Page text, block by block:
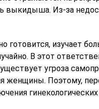
выкидыша. Из-за
готовится, изучает
В этот
угроза
женщины. Поэтому,
гинекологических